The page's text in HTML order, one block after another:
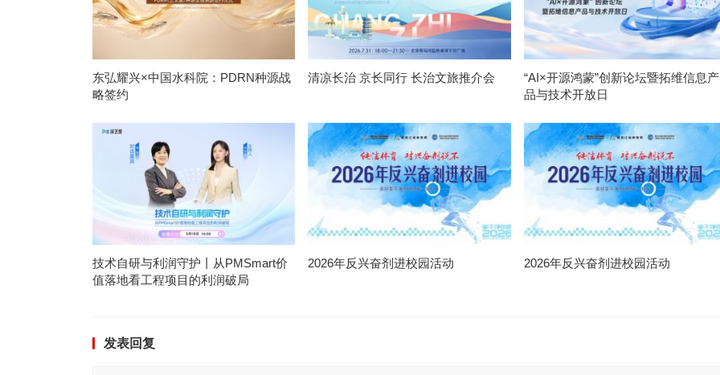
东弘耀兴×中国水科院：PDRN种源战
略签约
清凉长治 京长同行 长治文旅推介会
“AI×开源鸿蒙”创新论坛暨拓维信息产
品与技术开放日
技术自研与利润守护丨从PMSmart价
值落地看工程项目的利润破局
2026年反兴奋剂进校园活动 2026年反兴奋剂进校园活动
发表回复